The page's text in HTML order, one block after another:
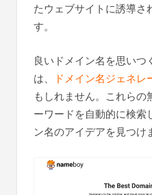
たウェブサイトに誘導さ
す。
良いドメイン名を思いつ
は、
ドメイン名ジェネレ
もしれません。これらの
ーワードを自動的に検索
ン名のアイデアを見つけ